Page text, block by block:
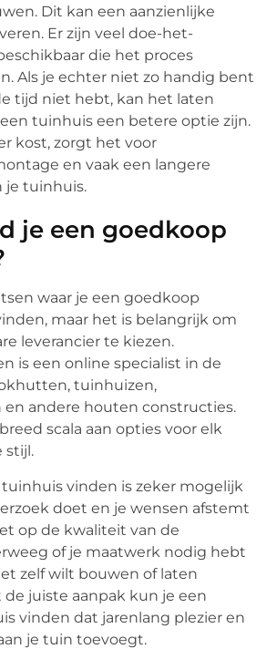
Dit kan een aanzienlijke
Er zijn veel doe-het-
die het proces
Als je echter niet zo handig bent
tijd niet hebt, kan het laten
tuinhuis een betere optie zijn.
kost, zorgt het voor
en vaak een langere
je tuinhuis.
je een goedkoop
waar je een goedkoop
maar het is belangrijk om
leverancier te kiezen.
is een online specialist in de
tuinhuizen,
andere houten constructies.
scala aan opties voor elk
stijl.
vinden is zeker mogelijk
doet en je wensen afstemt
op de kwaliteit van de
of je maatwerk nodig hebt
zelf wilt bouwen of laten
de juiste aanpak kun je een
vinden dat jarenlang plezier en
je tuin toevoegt.